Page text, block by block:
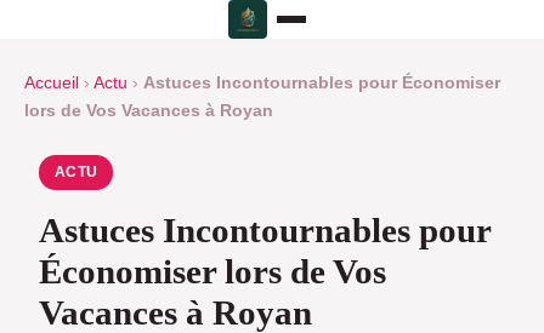
Accueil › Actu › Astuces Incontournables pour Économiser
lors de Vos Vacances à Royan
ACTU
Astuces Incontournables pour
Économiser lors de Vos
Vacances à Royan